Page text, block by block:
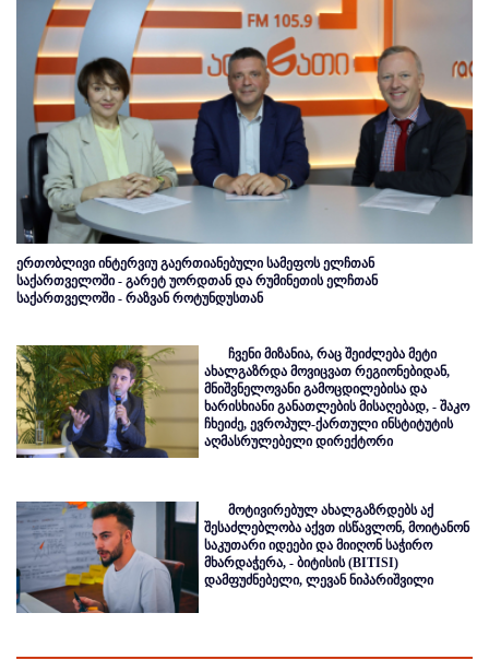
ერთობლივი ინტერვიუ გაერთიანებული სამეფოს ელჩთან
საქართველოში - გარეტ უორდთან და რუმინეთის ელჩთან
საქართველოში - რაზვან როტუნდუსთან
ჩვენი მიზანია, რაც შეიძლება მეტი
ახალგაზრდა მოვიცვათ რეგიონებიდან,
მნიშვნელოვანი გამოცდილებისა და
ხარისხიანი განათლების მისაღებად, - შაკო
ჩხეიძე, ევროპულ-ქართული ინსტიტუტის
აღმასრულებელი დირექტორი
მოტივირებულ ახალგაზრდებს აქ
შესაძლებლობა აქვთ ისწავლონ, მოიტანონ
საკუთარი იდეები და მიიღონ საჭირო
მხარდაჭერა, - ბიტისის (BITISI)
დამფუძნებელი, ლევან ნიპარიშვილი